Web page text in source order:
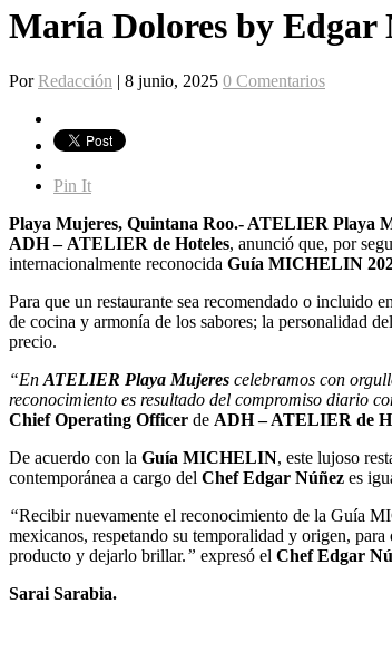
María Dolores by Edgar
PorRedacción | 8 junio, 2025 0 Comentarios
Pin It
Playa Mujeres, Quintana Roo.- ATELIER Playa
ADH – ATELIER de Hoteles, anunció que, por
internacionalmente reconocida Guía MICHELIN
Para que un restaurante sea recomendado o incluido
de cocina y armonía de los sabores; la personalidad
precio.
“En ATELIER Playa Mujeres celebramos con
reconocimiento es resultado del compromiso diario
Chief Operating Officer de ADH – ATELIER de
De acuerdo con la Guía MICHELIN, este lujoso
contemporánea a cargo del Chef Edgar Núñez es
“Recibir nuevamente el reconocimiento de la Guía
mexicanos, respetando su temporalidad y origen,
producto y dejarlo brillar.” expresó el Chef Edgar
Sarai Sarabia.